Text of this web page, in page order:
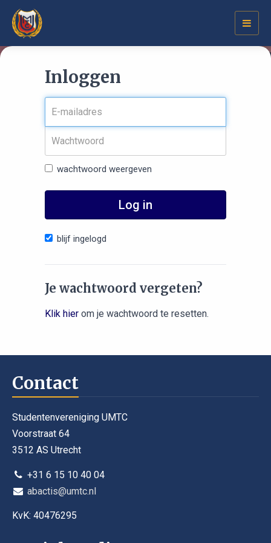
Inloggen
wachtwoord weergeven
Log in
blijf ingelogd
Je wachtwoord vergeten?
Klik hier om je wachtwoord te resetten.
Contact
Studentenvereniging UMTC
Voorstraat 64
3512 AS Utrecht
+31 6 15 10 40 04
abactis@umtc.nl
KvK: 40476295